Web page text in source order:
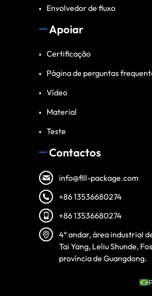
Envolvedor de fluxo
Apoiar
Certificação
Página de perguntas
Vídeo
Material
Teste
Contactos
info@fill-package.com
+86 13536680274
+86 13536680274
4º andar, área industrial
Tai Yang, Leliu Shunde,
província de Guangdong.